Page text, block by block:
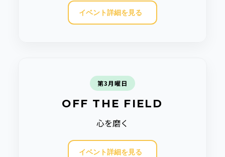
イベント詳細を見る
第3月曜日
OFF THE FIELD
心を磨く
イベント詳細を見る